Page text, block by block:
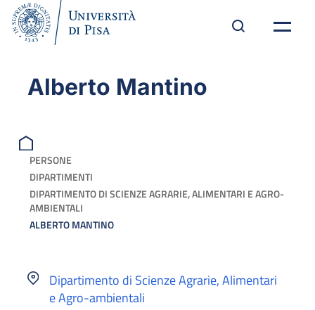
Alberto Mantino
PERSONE
DIPARTIMENTI
DIPARTIMENTO DI SCIENZE AGRARIE, ALIMENTARI E AGRO-
AMBIENTALI
ALBERTO MANTINO
Dipartimento di Scienze Agrarie, Alimentari
e Agro-ambientali